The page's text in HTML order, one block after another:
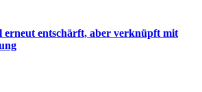
erneut entschärft, aber verknüpft mit